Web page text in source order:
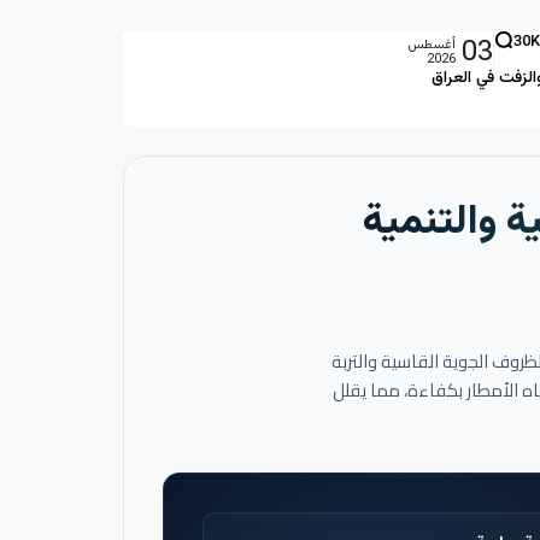
في العراق
30K
03 أغسطس
2026
والتنمية
الجوية القاسية والتربة
الأمطار بكفاءة، مما يقلل